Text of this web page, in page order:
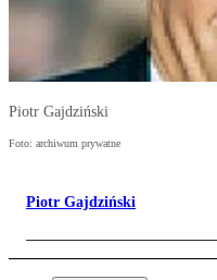
Piotr Gajdziński
Foto: archiwum prywatne
Piotr Gajdziński